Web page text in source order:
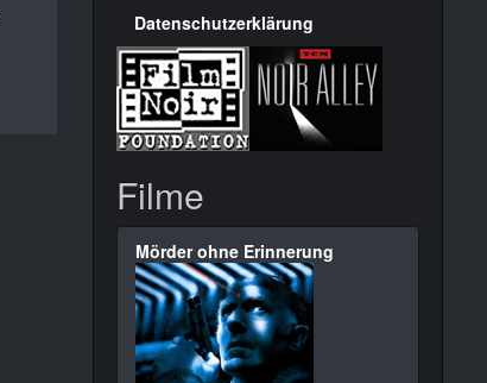
Datenschutzerklärung
Filme
Mörder ohne Erinnerung